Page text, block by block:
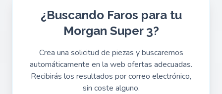
¿Buscando Faros para tu
Morgan Super 3?
Crea una solicitud de piezas y buscaremos
automáticamente en la web ofertas adecuadas.
Recibirás los resultados por correo electrónico,
sin coste alguno.